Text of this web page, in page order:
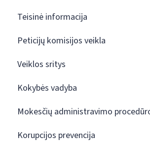
Teisinė informacija
Peticijų komisijos veikla
Veiklos sritys
Kokybės vadyba
Mokesčių administravimo
Korupcijos prevencija